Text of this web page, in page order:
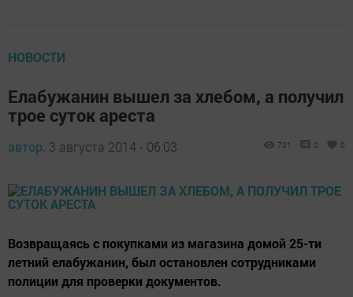
НОВОСТИ
Елабужанин вышел за хлебом, а получил
трое суток ареста
автор, 3 августа 2014 - 06:03 731 0 0
Возвращаясь с покупками из магазина домой 25-ти
летний елабужанин, был остановлен сотрудниками
полиции для проверки документов.